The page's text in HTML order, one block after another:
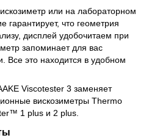
или на лабораторном
гарантирует, что геометрия
дисплей удобочитаем при
запоминает для вас
Все это находится в удобном
Viscotester 3 заменяет
вискозиметры Thermo
1 plus и 2 plus.